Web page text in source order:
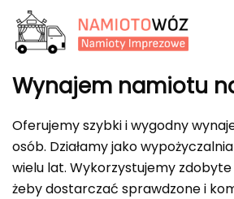
Wynajem namiotu
Oferujemy szybki i wygodny
osób. Działamy jako
wielu lat. Wykorzystujemy
żeby dostarczać sprawdzone i